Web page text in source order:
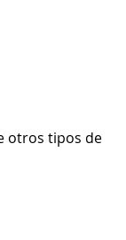
otros tipos de